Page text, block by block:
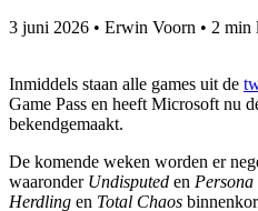
3 juni 2026 • Erwin Voorn • 2 min
Inmiddels staan alle games uit de
Game Pass en heeft Microsoft nu
bekendgemaakt.
De komende weken worden er
waaronder Undisputed en
Herdling en Total Chaos